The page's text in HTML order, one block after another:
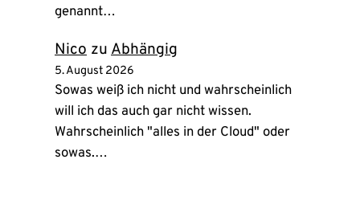
genannt…
Nico zu Abhängig
5. August 2026
Sowas weiß ich nicht und wahrscheinlich
will ich das auch gar nicht wissen.
Wahrscheinlich "alles in der Cloud" oder
sowas.…